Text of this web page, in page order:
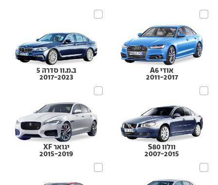
אודי A6
2011-2017
ב.מ.וו סדרה 5
2017-2023
וולוו S80
2007-2015
יגואר XF
2015-2019